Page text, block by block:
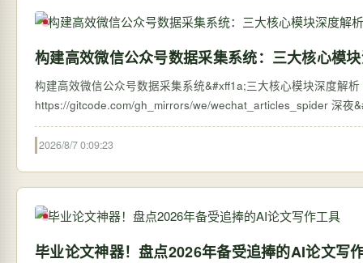
构建高效微信公众号数据采集系统：三大核心模
构建高效微信公众号数据采集系统&#xff1a;三大核心模块深度解析 【
https://
2026/8/7 0:09:23
毕业论文神器！盘点2026年备受追捧的AI论文写